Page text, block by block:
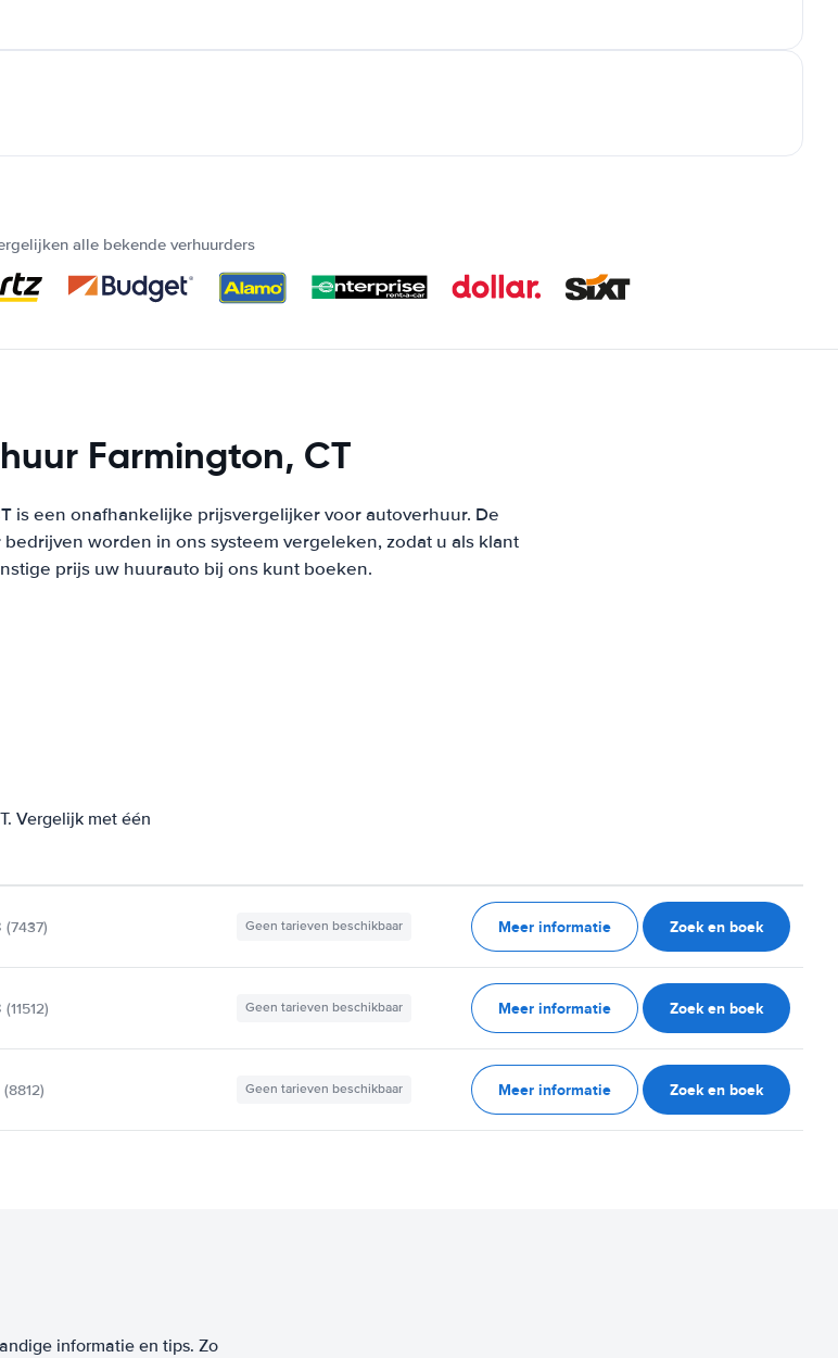
alle bekende verhuurders
Farmington, CT
is een onafhankelijke prijsvergelijker voor autoverhuur. De
worden in ons systeem vergeleken, zodat u als klant
prijs uw huurauto bij ons kunt boeken.
Vergelijk met één
(7437) Geen tarieven beschikbaar Meer informatie Zoek en boek
(11512) Geen tarieven beschikbaar Meer informatie Zoek en boek
(8812) Geen tarieven beschikbaar Meer informatie Zoek en boek
informatie en tips. Zo